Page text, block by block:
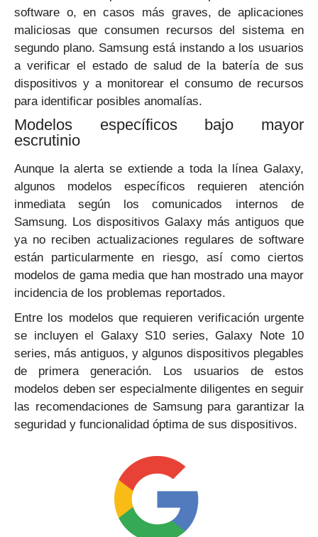
software o, en casos más graves, de aplicaciones
maliciosas que consumen recursos del sistema en
segundo plano. Samsung está instando a los usuarios
a verificar el estado de salud de la batería de sus
dispositivos y a monitorear el consumo de recursos
para identificar posibles anomalías.
Modelos específicos bajo mayor
escrutinio
Aunque la alerta se extiende a toda la línea Galaxy,
algunos modelos específicos requieren atención
inmediata según los comunicados internos de
Samsung. Los dispositivos Galaxy más antiguos que
ya no reciben actualizaciones regulares de software
están particularmente en riesgo, así como ciertos
modelos de gama media que han mostrado una mayor
incidencia de los problemas reportados.
Entre los modelos que requieren verificación urgente
se incluyen el Galaxy S10 series, Galaxy Note 10
series, más antiguos, y algunos dispositivos plegables
de primera generación. Los usuarios de estos
modelos deben ser especialmente diligentes en seguir
las recomendaciones de Samsung para garantizar la
seguridad y funcionalidad óptima de sus dispositivos.